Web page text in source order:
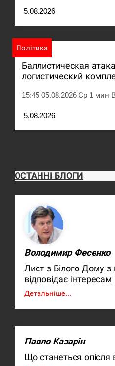
5.08.2026
Політика
Баллистическая
логистический
15:45 05.08.2026 Ср 1 мин
5.08.2026
ОСТАННІ БЛОГИ
Володимир Фесенко
Лист з Білого Дому
відповідає інтересам
Детальніше...
Павло Казарін
Що станеться опісля